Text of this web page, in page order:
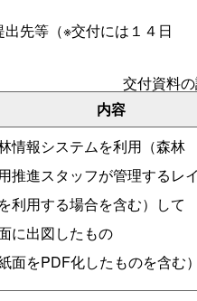
先等（※交付には１４日
交付資料
内容
情報システムを利用（森林
推進スタッフが管理するレ
利用する場合を含む）して
に出図したもの
紙面をPDF化したものを含む